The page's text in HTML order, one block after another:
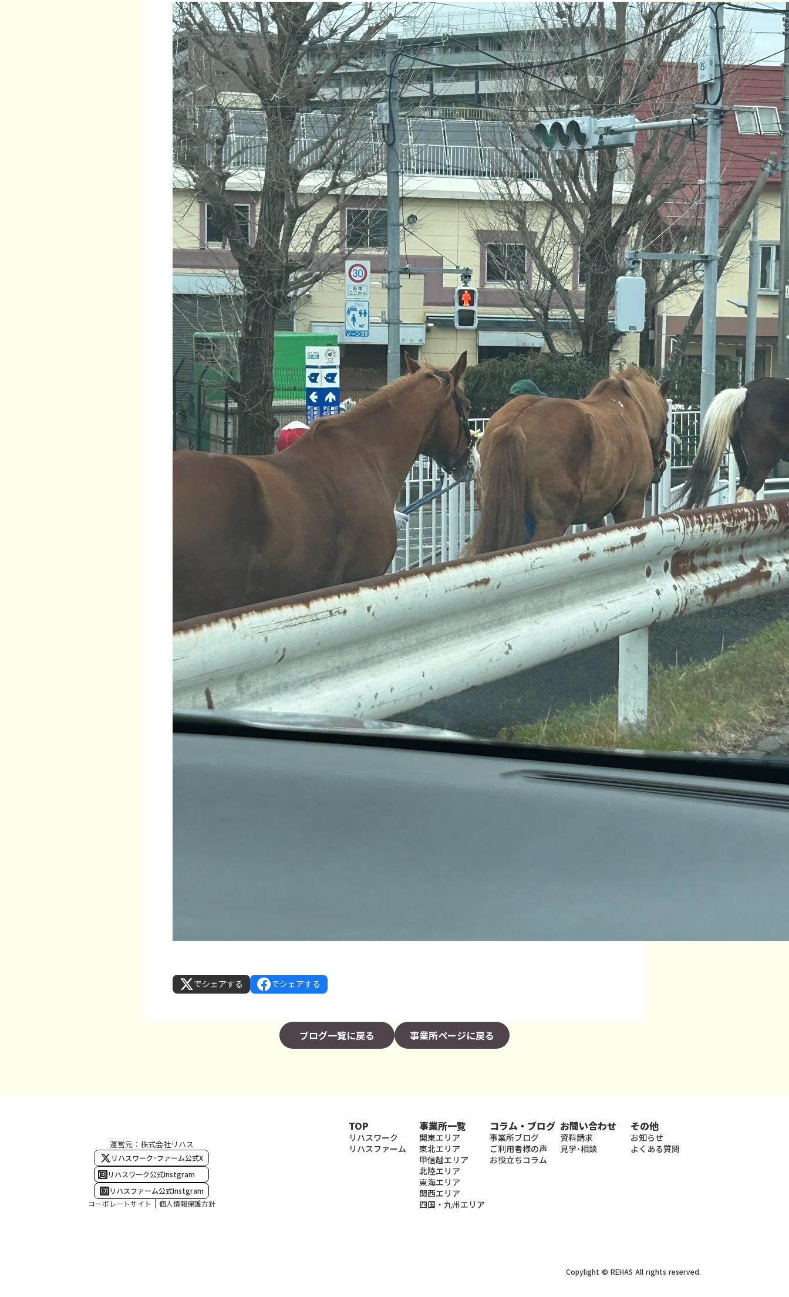
でシェアする でシェアする
ブログ一覧に戻る 事業所ページに戻る
運営元：株式会社リハス
リハスワーク･ファーム公式X
リハスワーク公式Instgram
リハスファーム公式Instgram
コーポレートサイト
個人情報保護方針
TOP
リハスワーク
リハスファーム
事業所一覧
関東エリア
東北エリア
甲信越エリア
北陸エリア
東海エリア
関西エリア
四国・九州エリア
コラム・ブログ
事業所ブログ
ご利用者様の声
お役立ちコラム
お問い合わせ
資料請求
見学･相談
その他
お知らせ
よくある質問
Copylight © REHAS All rights reserved.